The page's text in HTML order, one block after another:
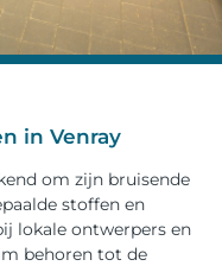
in Venray
om zijn bruisende
stoffen en
lokale ontwerpers en
behoren tot de